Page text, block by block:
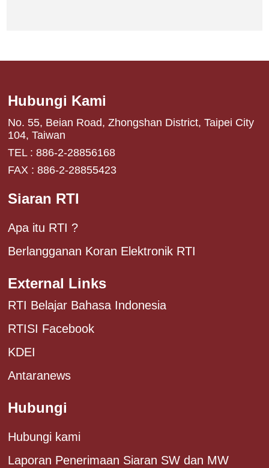
Hubungi Kami
No. 55, Beian Road, Zhongshan District, Taipei City
104, Taiwan
TEL : 886-2-28856168
FAX : 886-2-28855423
Siaran RTI
Apa itu RTI ?
Berlangganan Koran Elektronik RTI
External Links
RTI Belajar Bahasa Indonesia
RTISI Facebook
KDEI
Antaranews
Hubungi
Hubungi kami
Laporan Penerimaan Siaran SW dan MW